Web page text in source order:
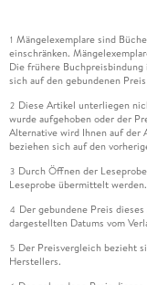
1 Mängelexemplare sind
einschränken.
Die frühere Buchpreisbindung
sich auf den gebundenen
2 Diese Artikel unterliegen
wurde aufgehoben oder der
Alternative wird Ihnen auf der
beziehen sich auf den
3 Durch Öffnen der
Leseprobe übermittelt werden.
4 Der gebundene Preis
dargestellten Datums vom
5 Der Preisvergleich bezieht
Herstellers.